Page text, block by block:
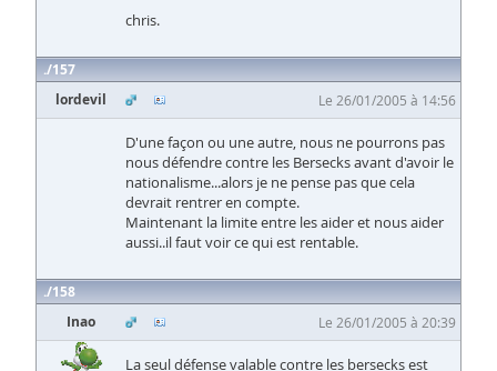
chris.
157
lordevil
Le 26/01/2005 à 14:56
D'une façon ou une autre, nous ne pourrons pas
nous défendre contre les Bersecks avant d'avoir le
nationalisme...alors je ne pense pas que cela
devrait rentrer en compte.
Maintenant la limite entre les aider et nous aider
aussi..il faut voir ce qui est rentable.
158
Inao
Le 26/01/2005 à 20:39
La seul défense valable contre les bersecks est